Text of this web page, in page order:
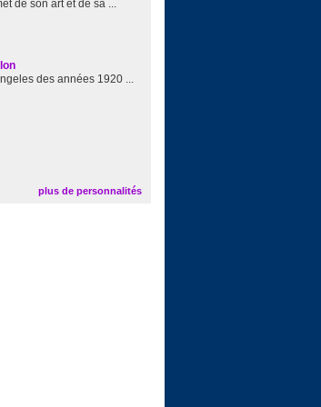
de son art et de sa ...
des années 1920 ...
plus de personnalités